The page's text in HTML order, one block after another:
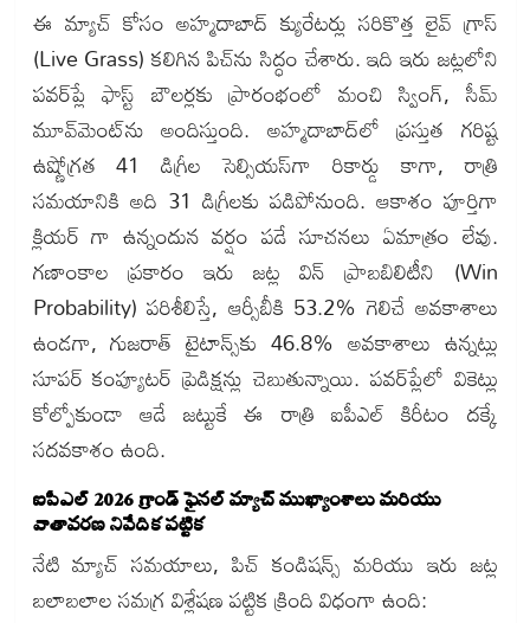
ఈ మ్యాచ్ కోసం అహ్మదాబాద్ క్యురేటర్లు సరికొత్త లైవ్ గ్రాస్
(Live Grass) కలిగిన పిచ్‌ను సిద్ధం చేశారు. ఇది ఇరు జట్లలోని
పవర్‌ప్లే ఫాస్ట్ బౌలర్లకు ప్రారంభంలో మంచి స్వింగ్, సీమ్
మూవ్‌మెంట్‌ను అందిస్తుంది. అహ్మదాబాద్‌లో ప్రస్తుత గరిష్ట
ఉష్ణోగ్రత 41 డిగ్రీల సెల్సియస్‌గా రికార్డు కాగా, రాత్రి
సమయానికి అది 31 డిగ్రీలకు పడిపోనుంది. ఆకాశం పూర్తిగా
క్లియర్ గా ఉన్నందున వర్షం పడే సూచనలు ఏమాత్రం లేవు.
గణాంకాల ప్రకారం ఇరు జట్ల విన్ ప్రాబబిలిటీని (Win
Probability) పరిశీలిస్తే, ఆర్సీబీకి 53.2% గెలిచే అవకాశాలు
ఉండగా, గుజరాత్ టైటాన్స్‌కు 46.8% అవకాశాలు ఉన్నట్లు
సూపర్ కంప్యూటర్ ప్రెడిక్షన్లు చెబుతున్నాయి. పవర్‌ప్లేలో వికెట్లు
కోల్పోకుండా ఆడే జట్టుకే ఈ రాత్రి ఐపీఎల్ కిరీటం దక్కే
సదవకాశం ఉంది.
ఐపీఎల్ 2026 గ్రాండ్ ఫైనల్ మ్యాచ్ ముఖ్యాంశాలు మరియు
వాతావరణ నివేదిక పట్టిక
నేటి మ్యాచ్ సమయాలు, పిచ్ కండిషన్స్ మరియు ఇరు జట్ల
బలాబలాల సమగ్ర విశ్లేషణ పట్టిక క్రింది విధంగా ఉంది: